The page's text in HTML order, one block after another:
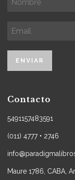
Contacto
5491157483591
(011) 4777 • 2746
Maure 1786, CABA,